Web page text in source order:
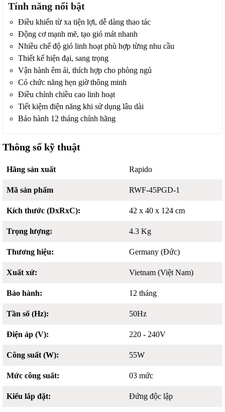
Tính năng nổi bật
Điều khiển từ xa tiện lợi, dễ dàng thao tác
Động cơ mạnh mẽ, tạo gió mát nhanh
Nhiều chế độ gió linh hoạt phù hợp từng nhu cầu
Thiết kế hiện đại, sang trọng
Vận hành êm ái, thích hợp cho phòng ngủ
Có chức năng hẹn giờ thông minh
Điều chỉnh chiều cao linh hoạt
Tiết kiệm điện năng khi sử dụng lâu dài
Bảo hành 12 tháng chính hãng
Thông số kỹ thuật
Hãng sản xuất Rapido
Mã sản phẩm RWF-45PGD-1
Kích thước (DxRxC): 42 x 40 x 124 cm
Trọng lượng: 4.3 Kg
Thương hiệu: Germany (Đức)
Xuất xứ: Vietnam (Việt Nam)
Bảo hành: 12 tháng
Tần số (Hz): 50Hz
Điện áp (V): 220 - 240V
Công suất (W): 55W
Mức công suất: 03 mức
Kiểu lắp đặt: Đứng độc lập